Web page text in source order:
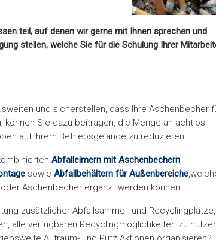
teil, auf denen wir gerne mit Ihnen sprechen und
stellen, welche Sie für die Schulung Ihrer
und sicherstellen, dass Ihre Aschenbecher
können Sie dazu beitragen, die Menge an achtlos
auf Ihrem Betriebsgelände zu reduzieren.
Abfalleimern mit Aschenbechern,
sowie Abfallbehältern für Außenbereiche
Aschenbecher ergänzt werden können.
zusätzlicher Abfallsammel- und Recyclingplätze,
alle verfügbaren Recyclingmöglichkeiten zu